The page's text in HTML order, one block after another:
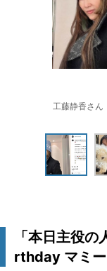
工藤静香さん
「本日主役
rthday マミー